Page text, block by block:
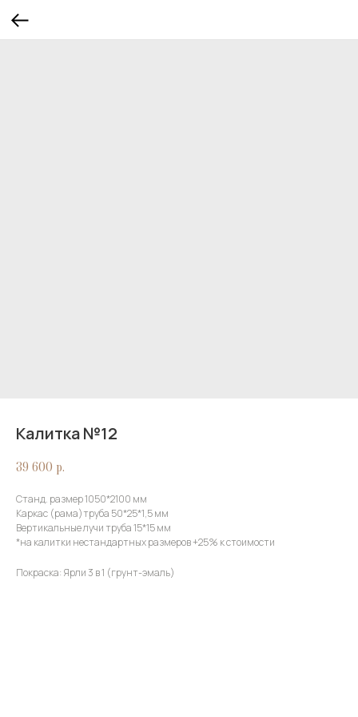
Калитка №12
39 600 р.
Станд. размер 1050*2100 мм
Каркас (рама)труба 50*25*1,5 мм
Вертикальные лучи труба 15*15 мм
*на калитки нестандартных размеров +25% к стоимости
Покраска: Ярли 3 в 1 (грунт-эмаль)